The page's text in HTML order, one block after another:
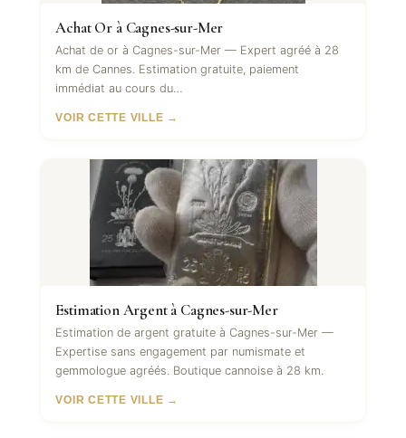
Achat Or à Cagnes-sur-Mer
Achat de or à Cagnes-sur-Mer — Expert agréé à 28
km de Cannes. Estimation gratuite, paiement
immédiat au cours du…
VOIR CETTE VILLE →
Estimation Argent à Cagnes-sur-Mer
Estimation de argent gratuite à Cagnes-sur-Mer —
Expertise sans engagement par numismate et
gemmologue agréés. Boutique cannoise à 28 km.
VOIR CETTE VILLE →